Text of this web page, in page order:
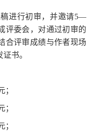
进行初审，并邀请5—
评委会，对通过初审的
合评审成绩与作者现场
书。
；
；
；